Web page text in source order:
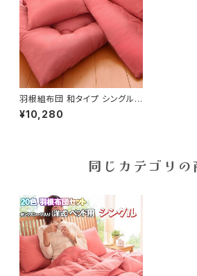
羽根組布団 和タイプ シングル
8点セット（cc-040203000w）
¥10,280
同じカテゴリの